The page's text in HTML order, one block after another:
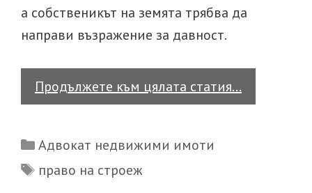
а собственикът на земята трябва да
направи възражение за давност.
Продължете към цялата статия…
в
Categories
Адвокат недвижими имоти
Tags
право на строеж